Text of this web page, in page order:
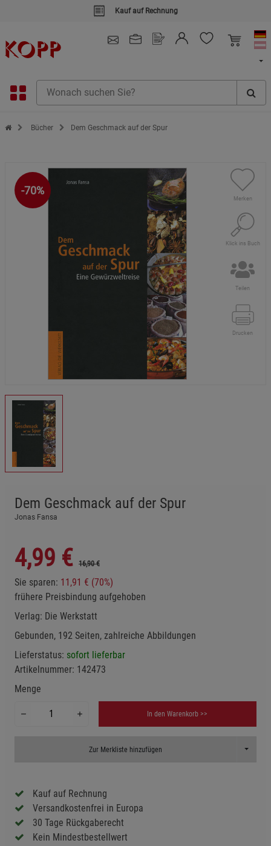
Kauf auf Rechnung
Zur Startseite des Kopp Verlag Online-Shop
Bücher Dem Geschmack auf der Spur
-70%
Merken
Klick ins Buch
Teilen
Drucken
Dem Geschmack auf der Spur
Jonas Fansa
4,99 € 16,90 €
Sie sparen: 11,91 € (70%)
frühere Preisbindung aufgehoben
Verlag: Die Werkstatt
Gebunden, 192 Seiten, zahlreiche Abbildungen
Lieferstatus: sofort lieferbar
Artikelnummer: 142473
Menge
In den Warenkorb >>
Zur Merkliste hinzufügen Toggle
Kauf auf Rechnung
Versandkostenfrei in Europa
30 Tage Rückgaberecht
Kein Mindestbestellwert